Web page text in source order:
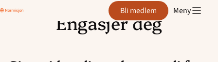
Harstad Bli medlem Meny
Engasjer deg